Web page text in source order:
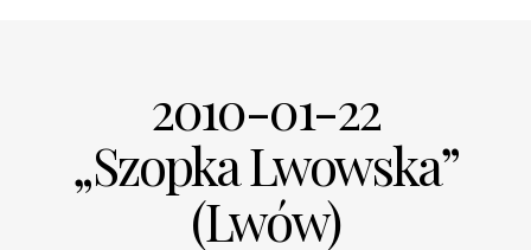
2010-01-22
„Szopka Lwowska”
(Lwów)